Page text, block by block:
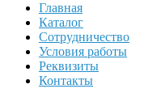
Главная
Каталог
Сотрудничество
Условия работы
Реквизиты
Контакты